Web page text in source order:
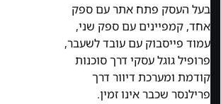
בעל העסק פתח אתר עם ספק
אחד, קמפיינים עם ספק שני,
עמוד פייסבוק עם עובד לשעבר,
פרופיל גוגל עסקי דרך סוכנות
קודמת ומערכת דיוור דרך
פרילנסר שכבר אינו זמין.